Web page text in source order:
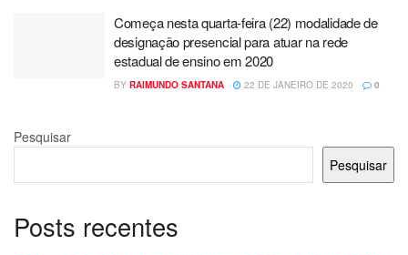
Começa nesta quarta-feira (22) modalidade de
designação presencial para atuar na rede
estadual de ensino em 2020
BY RAIMUNDO SANTANA 22 DE JANEIRO DE 2020 0
Pesquisar
Pesquisar
Posts recentes